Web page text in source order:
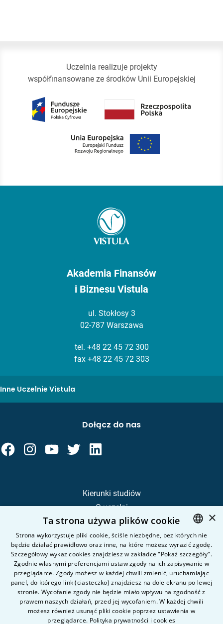
Uczelnia realizuje projekty
współfinansowane ze środków Unii Europejskiej
Akademia Finansów
i Biznesu Vistula
ul. Stokłosy 3
02-787 Warszawa
tel. +48 22 45 72 300
fax +48 22 45 72 303
Inne Uczelnie Vistula
Kierunki studiów
O uczelni
Kandydat
Student
Nauka i badania
Intranet
Pytania i odpowiedzi
Dołącz do nas
POLISH
ENGLISH
×
Ta strona używa plików cookie
Strona wykorzystuje pliki cookie, ściśle niezbędne, bez których nie
będzie działać prawidłowo oraz inne, na które możesz wyrazić zgodę.
Szczegółowy wykaz cookies znajdziesz w zakładce "Pokaż szczegóły".
Zgodnie własnymi preferencjami ustaw zgody na ich zapisywanie w
przeglądarce. Zgody możesz w każdej chwili zmienić, uruchamiając
panel, do którego link (ciasteczko) znajdziesz na dole ekranu po lewej
stronie. Wycofanie zgody nie będzie miało wpływu na zgodność z
prawem naszych działań, przed jej wycofaniem. W każdej chwili
możesz również usunąć pliki cookie poprzez ustawienia w
przeglądarce. Polityka prywatności i cookies